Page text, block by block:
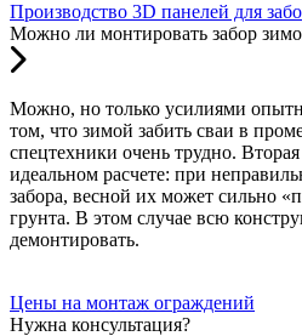
Производство 3D панелей для
Можно ли монтировать забор
Можно, но только усилиями
том, что зимой забить сваи в
спецтехники очень трудно.
идеальном расчете: при
забора, весной их может сильно
грунта. В этом случае всю
демонтировать.
Цены на монтаж ограждений
Нужна консультация?